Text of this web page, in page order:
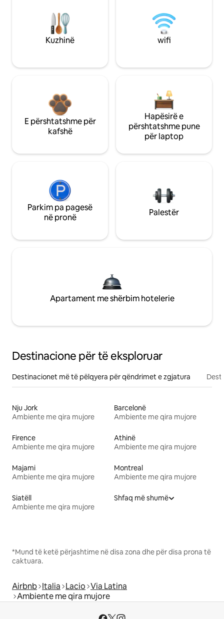
Kuzhinë wifi
E përshtatshme për
kafshë
Hapësirë e
përshtatshme pune
për laptop
Parkim pa pagesë
në pronë
Palestër
Apartament me shërbim hotelerie
Destinacione për të eksploruar
Destinacionet më të pëlqyera për qëndrimet e zgjatura
Nju Jork
Ambiente me qira mujore
Barcelonë
Ambiente me qira mujore
Firence
Ambiente me qira mujore
Athinë
Ambiente me qira mujore
Majami
Ambiente me qira mujore
Montreal
Ambiente me qira mujore
Siatëll
Ambiente me qira mujore
Shfaq më shumë
*Mund të ketë përjashtime në disa zona dhe për disa prona të
caktuara.
Airbnb Italia Lacio Via Latina
Ambiente me qira mujore